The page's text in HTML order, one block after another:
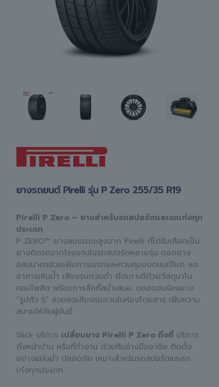
ยางรถยนต์ Pirelli รุ่น P Zero 255/35 R19
Pirelli P Zero – ยางสำหรับรถสปอร์ตและรถเก๋งทุก
ประเภท
P ZERO™ ยางสมรรถนะสูงจาก Pirelli ที่ได้รับเลือกเป็น
ยางติดรถจากโรงงานในรถสปอร์ตหลายรุ่น ดอกยาง
อสมมาตรช่วยเพิ่มการเบรกและควบคุมบนถนนเปียก ลด
อาการเหินน้ำ เสียงรบกวนต่ำ ยึดเกาะดีด้วยวัสดุนาโน
คอมโพสิต พร้อมการสึกที่สม่ำเสมอ. ตลอดจนร่องยาง
“รูปตัว S” ช่วยลดเสียงรบกวนในห้องโดยสาร เพิ่มความ
สบายให้กับผู้ขับขี่
Slick บริการ เปลี่ยนยาง Pirelli P Zero ถึงที่ บริการ
ถึงหน้าบ้าน หรือที่ทำงาน ด้วยทีมช่างมืออาชีพ ติดตั้ง
อย่างแม่นยำ ปลอดภัย เหมาะสำหรับรถสปอร์ตและรถ
เก๋งทุกประเภท